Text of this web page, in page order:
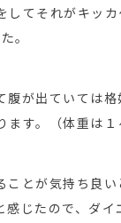
してそれがキッ
。
腹が出ていては
す。（体重は１
ことが気持ち良
じたので、ダ